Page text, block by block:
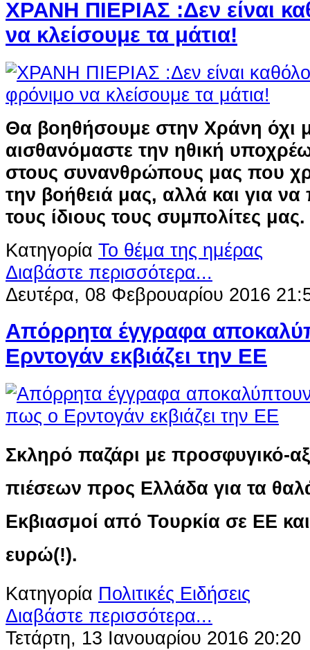
ΧΡΑΝΗ ΠΙΕΡΙΑΣ :Δεν είναι
να κλείσουμε τα μάτια!
Θα βοηθήσουμε στην Χράνη όχι
αισθανόμαστε την ηθική
στους συνανθρώπους μας που
την βοήθειά μας, αλλά και για
τους ίδιους τους συμπολίτες μας.
Κατηγορία Το θέμα της ημέρας
Διαβάστε περισσότερα...
Δευτέρα, 08 Φεβρουαρίου 2016
Απόρρητα έγγραφα
Ερντογάν εκβιάζει την ΕΕ
Σκληρό παζάρι με προσφυγικό-
πιέσεων προς Ελλάδα για τα
Εκβιασμοί από Τουρκία σε ΕΕ
ευρώ(!).
Κατηγορία Πολιτικές Ειδήσεις
Διαβάστε περισσότερα...
Τετάρτη, 13 Ιανουαρίου 2016 20:20